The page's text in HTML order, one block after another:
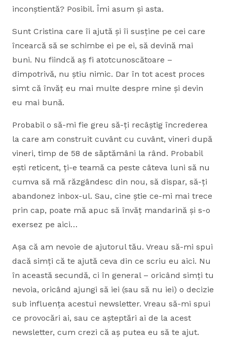
inconștientă? Posibil. Îmi asum și asta.
Sunt Cristina care îi ajută și îi susține pe cei care
încearcă să se schimbe ei pe ei, să devină mai
buni. Nu fiindcă aș fi atotcunoscătoare –
dimpotrivă, nu știu nimic. Dar în tot acest proces
simt că învăț eu mai multe despre mine și devin
eu mai bună.
Probabil o să-mi fie greu să-ți recâștig încrederea
la care am construit cuvânt cu cuvânt, vineri după
vineri, timp de 58 de săptămâni la rând. Probabil
ești reticent, ți-e teamă ca peste câteva luni să nu
cumva să mă răzgândesc din nou, să dispar, să-ți
abandonez inbox-ul. Sau, cine știe ce-mi mai trece
prin cap, poate mă apuc să învăț mandarină și s-o
exersez pe aici…
Așa că am nevoie de ajutorul tău. Vreau să-mi spui
dacă simți că te ajută ceva din ce scriu eu aici. Nu
în această secundă, ci în general – oricând simți tu
nevoia, oricând ajungi să iei (sau să nu iei) o decizie
sub influența acestui newsletter. Vreau să-mi spui
ce provocări ai, sau ce așteptări ai de la acest
newsletter, cum crezi că aș putea eu să te ajut.